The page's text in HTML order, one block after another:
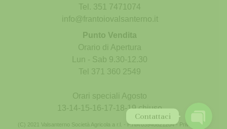
Tel. 351 7471074
info@frantoiovalsanterno.it
Punto Vendita
Orario di Apertura
Lun - Sab 9.30-12.30
Tel 371 360 2549
Orari speciali Agosto
13-14-15-16-17-18-19 chiuso
(C) 2021 Valsanterno Società Agricola a r.l. - P.IVA 03940821204 - Privacy -
Contattaci